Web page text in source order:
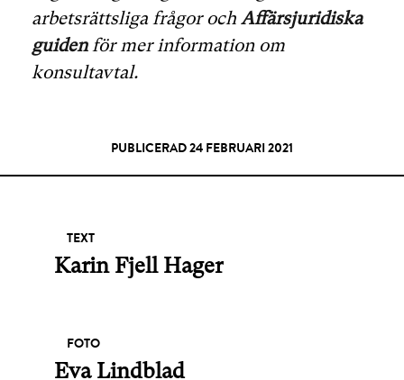
arbetsrättsliga frågor och Affärsjuridiska
guidenför mer information om
konsultavtal.
PUBLICERAD 24 FEBRUARI 2021
TEXT
Karin Fjell Hager
FOTO
Eva Lindblad